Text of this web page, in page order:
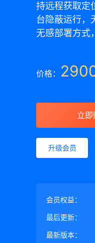
持远程获取定
台隐蔽运行，
无感部署方式
价格：
立即
升级会员
会员权益：
最后更新：
最新版本：